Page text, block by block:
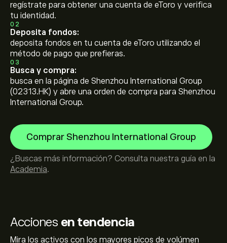
Acciones en tendencia
Mira los activos con los mayores picos de volúmen
regístrate para obtener una cuenta de eToro y verifica
tu identidad.
02
Deposita fondos:
deposita fondos en tu cuenta de eToro utilizando el
método de pago que prefieras.
03
Busca y compra:
busca en la página de Shenzhou International Group
(02313.HK) y abre una orden de compra para Shenzhou
International Group.
Comprar Shenzhou International Group
¿Buscas más información? Consulta nuestra guía en la
Academia.